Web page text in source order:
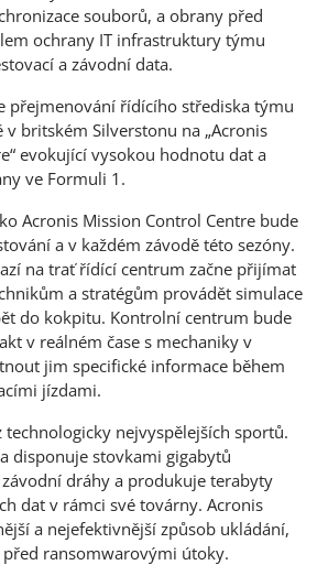
souborů, a obrany před
ochrany IT infrastruktury týmu
a závodní data.
přejmenování řídícího střediska týmu
britském Silverstonu na „Acronis
evokující vysokou hodnotu dat a
ve Formuli 1.
Acronis Mission Control Centre bude
a v každém závodě této sezóny.
na trať řídící centrum začne přijímat
a stratégům provádět simulace
do kokpitu. Kontrolní centrum bude
v reálném čase s mechaniky v
jim specifické informace během
jízdami.
nejvyspělejších sportů.
disponuje stovkami gigabytů
dráhy a produkuje terabyty
dat v rámci své továrny. Acronis
a nejefektivnější způsob ukládání,
ransomwarovými útoky.